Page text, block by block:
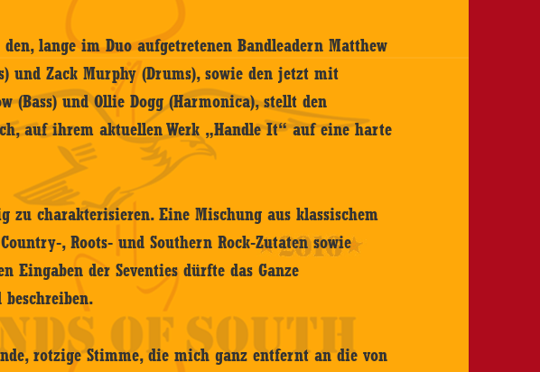
den, lange im Duo aufgetretenen Bandleadern Matthew
und Zack Murphy (Drums), sowie den jetzt mit
(Bass) und Ollie Dogg (Harmonica), stellt den
auf ihrem aktuellen Werk „Handle It“ auf eine harte
charakterisieren. Eine Mischung aus klassischem
, Roots- und Southern Rock-Zutaten sowie
Eingaben der Seventies dürfte das Ganze
rotzige Stimme, die mich ganz entfernt an die von